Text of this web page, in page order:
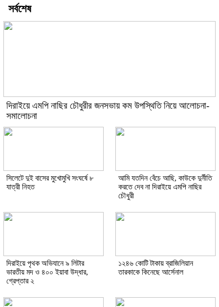
সর্বশেষ
দিরাইয়ে এমপি নাছির চৌধুরীর জনসভায় কম উপস্থিতি নিয়ে আলোচনা-
সমালোচনা
সিলেটে দুই বাসের মুখোমুখি সংঘর্ষে ৮
যাত্রী নিহত
আমি যতদিন বেঁচে আছি, কাউকে দুর্নীতি
করতে দেব না দিরাইয়ে এমপি নাছির
চৌধুরী
দিরাইয়ে পৃথক অভিযানে ৯ লিটার
ভারতীয় মদ ও ৪০০ ইয়াবা উদ্ধার,
গ্রেপ্তার ২
১২৪৬ কোটি টাকায় ব্রাজিলিয়ান
তারকাকে কিনেছে আর্সেনাল